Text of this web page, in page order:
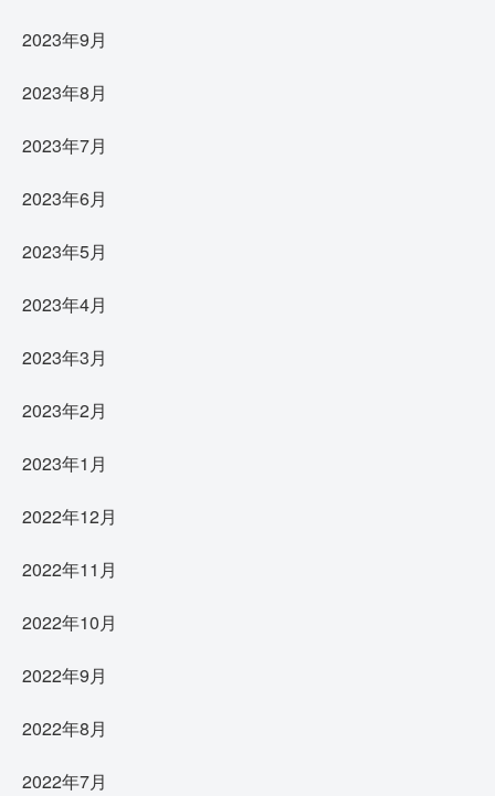
2023年9月
2023年8月
2023年7月
2023年6月
2023年5月
2023年4月
2023年3月
2023年2月
2023年1月
2022年12月
2022年11月
2022年10月
2022年9月
2022年8月
2022年7月